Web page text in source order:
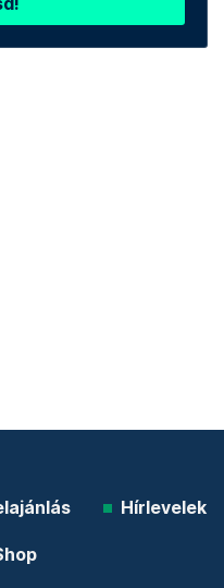
Hírlevelek